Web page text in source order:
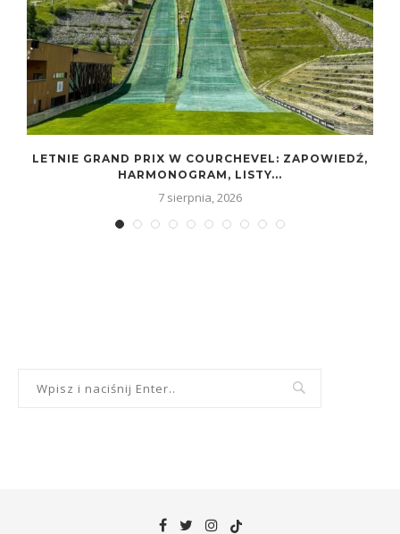
LETNIE GRAND PRIX W COURCHEVEL: ZAPOWIEDŹ,
HARMONOGRAM, LISTY...
7 sierpnia, 2026